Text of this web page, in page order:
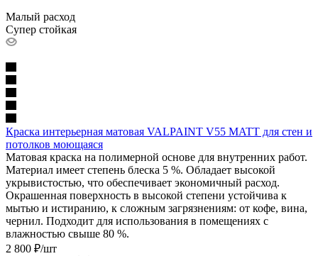
Малый расход
Супер стойкая
Краска интерьерная матовая VALPAINT V55 MATT для стен и
потолков моющаяся
Матовая краска на полимерной основе для внутренних работ.
Материал имеет степень блеска 5 %. Обладает высокой
укрывистостью, что обеспечивает экономичный расход.
Окрашенная поверхность в высокой степени устойчива к
мытью и истиранию, к сложным загрязнениям: от кофе, вина,
чернил. Подходит для использования в помещениях с
влажностью свыше 80 %.
2 800 ₽/шт